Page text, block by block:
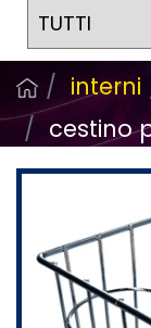
interni
cestino